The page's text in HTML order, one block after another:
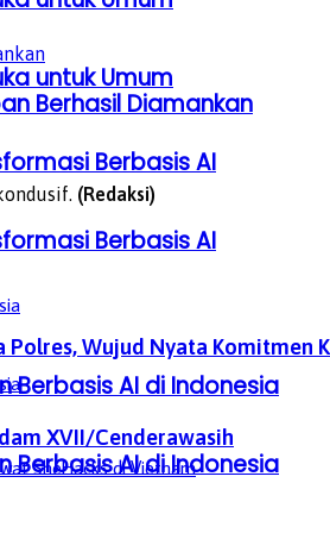
Berbasis AI
Berbasis AI di Indonesia
untuk Umum
Berbasis AI
Berbasis AI di Indonesia
Berhasil Diamankan
(Redaksi)
Wujud Nyata Komitmen
XVII/Cenderawasih